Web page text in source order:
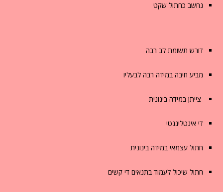
נחשב כחתול שקט
דורש תשומת לב רבה
מביע חיבה במידה רבה לבעליו
צייתן במידה בינונית
די אינטליגנטי
חתול עצמאי במידה בינונית
חתול שיכול לעמוד בתנאים די קשים